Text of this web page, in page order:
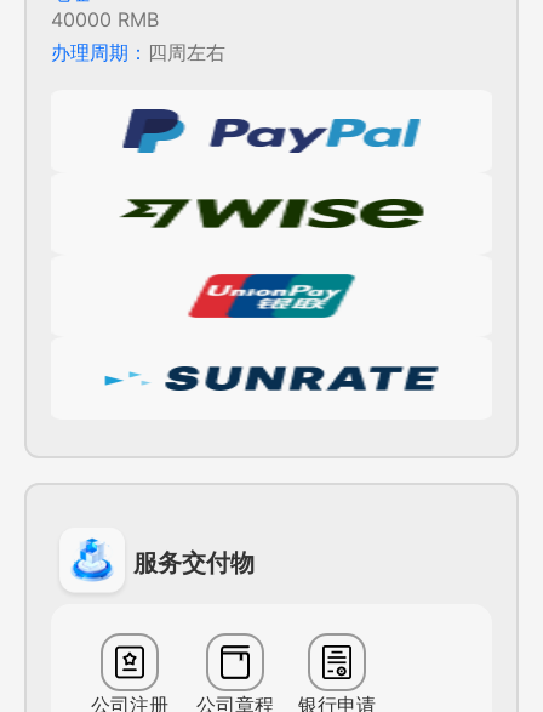
40000 RMB
办理周期： 四周左右
服务交付物
公司注册
公司章程 银行申请